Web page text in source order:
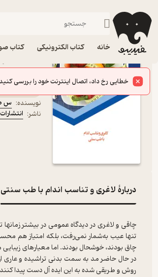
خانه کتاب الکترونیکی کتاب
فیدیبو کتاب الکترونیکی
نشر انتشارات
نویسنده: س
ناشر: انتشارات ۳۶۰ درجه
دربارۀ لاغری و تناسب اندام با طب سنتی
تنها عیب به‌شمار نمی‌رفت، بلکه امتیاز هم
در حال حاضر مد به سمت بدنی تراشیده و عاری
خطایی رخ داد، اتصال اینترنت خود را بررسی